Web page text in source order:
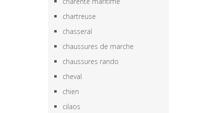
chartreuse
chasseral
chaussures de marche
chaussures rando
cheval
chien
cilaos